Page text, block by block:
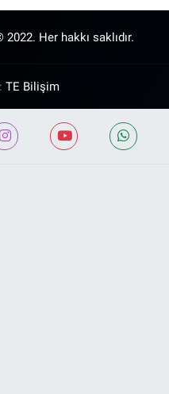
Her hakkı saklıdır.
TE Bilişim